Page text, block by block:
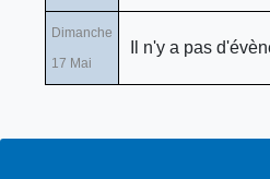
Dimanche
17 Mai
Il n'y a pas